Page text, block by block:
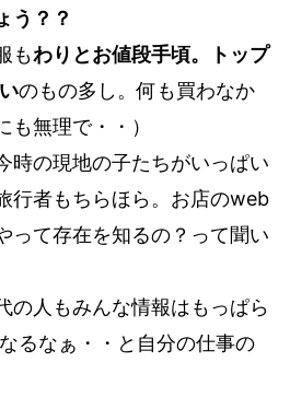
う？？
もわりとお値段手頃。トップ
のもの多し。何も買わなか
も無理で・・）
時の現地の子たちがいっぱい
行者もちらほら。お店のweb
って存在を知るの？って聞い
の人もみんな情報はもっぱら
るなぁ・・と自分の仕事の